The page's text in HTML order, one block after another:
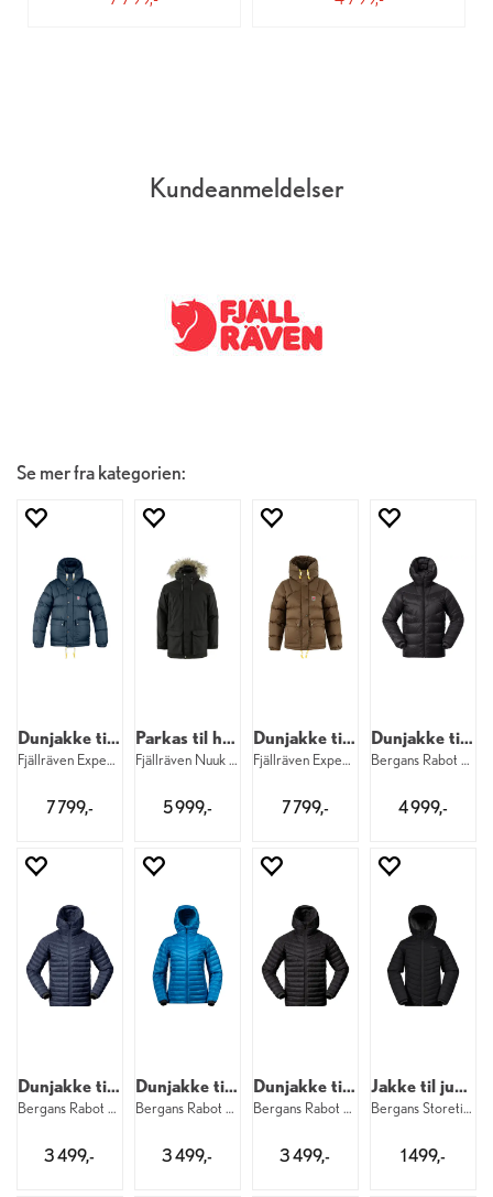
Kundeanmeldelser
Se mer fra kategorien:
Dunjakke til herre
Fjällräven Expedition Down Lite M 560
7 799,-
Parkas til herre
Fjällräven Nuuk Lite Parka M 550
5 999,-
Dunjakke til dame
Fjällräven Expedition Down Lite W 299
7 799,-
Dunjakke til herre
Bergans Rabot Allround Down M 91
4 999,-
Dunjakke til herre
Bergans Rabot Light Down Hood M 557
3 499,-
Dunjakke til dame
Bergans Rabot Light Down Hood W 24083
3 499,-
Dunjakke til herre
Bergans Rabot Light Down Hood M 91
3 499,-
Jakke til junior
Bergans Storetind Light Ins Jacke Jr 91
1 499,-